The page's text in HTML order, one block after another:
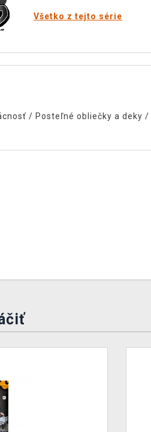
Všetko z tejto série
/ Posteľné obliečky a deky /